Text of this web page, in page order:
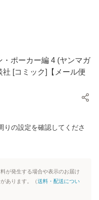
・ポーカー編 4 (ヤンマガ
[コミック]【メール便
りの設定を確認してくださ
が発生する場合や表示のお届け
あります。（送料・配送につい